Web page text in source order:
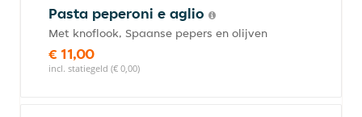
Pasta peperoni e aglio
Met knoflook, Spaanse pepers en olijven
€ 11,00
incl. statiegeld (€ 0,00)